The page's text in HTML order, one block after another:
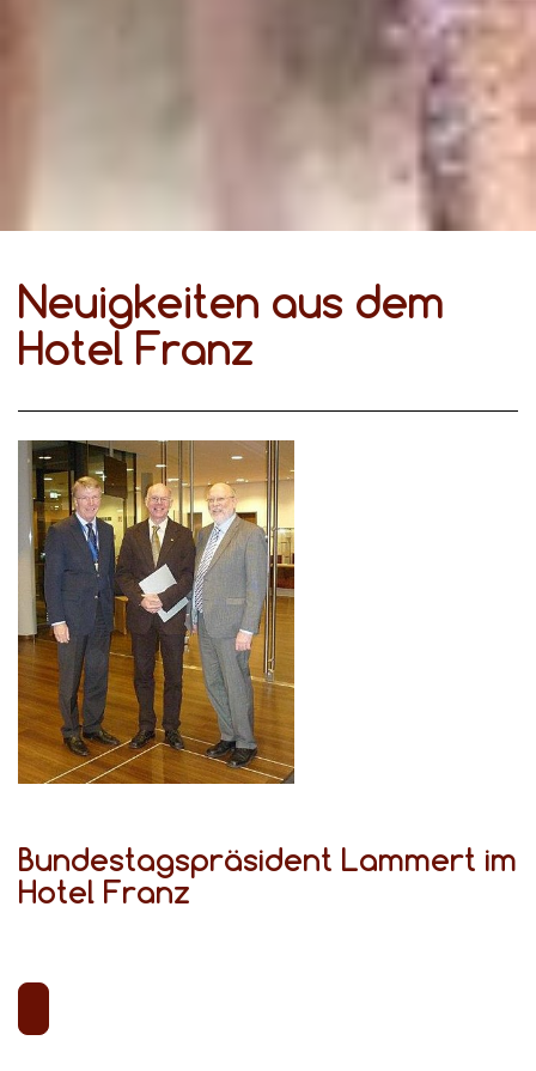
Neuigkeiten aus dem
Hotel Franz
Bundestagspräsident Lammert im
Hotel Franz